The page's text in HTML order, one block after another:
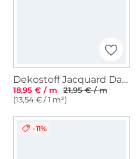
Dekostoff Jacquard Dackel, beige
18,95 € / m
21,95 € / m
(13,54 € / 1 m²)
-11%